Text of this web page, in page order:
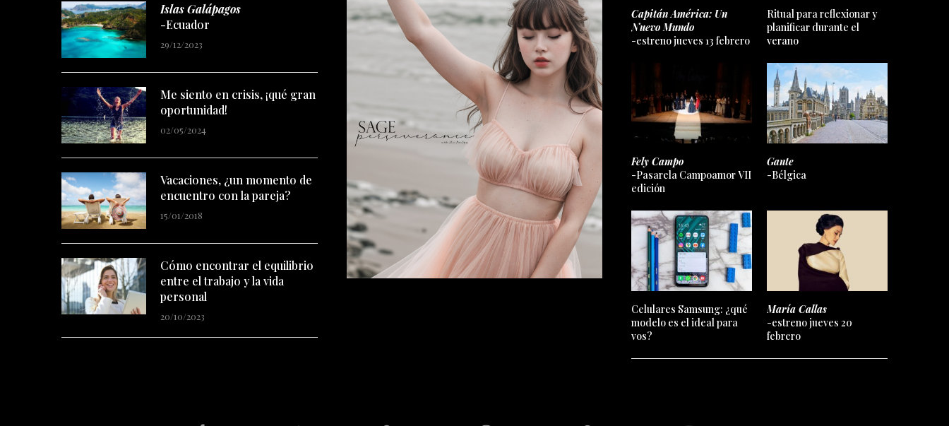
Islas Galápagos
-Ecuador
29/12/2023
Me siento en crisis, ¡qué gran
oportunidad!
02/05/2024
Vacaciones, ¿un momento de
encuentro con la pareja?
15/01/2018
Cómo encontrar el equilibrio
entre el trabajo y la vida
personal
20/10/2023
Capitán América: Un
Nuevo Mundo
-estreno jueves 13 febrero
Ritual para reflexionar y
planificar durante el
verano
Fely Campo
-Pasarela Campoamor VII
edición
Gante
-Bélgica
Celulares Samsung: ¿qué
modelo es el ideal para
vos?
María Callas
-estreno jueves 20
febrero